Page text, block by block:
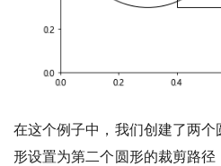
在这个例子中，我们创建了两
形设置为第二个圆形的裁剪路